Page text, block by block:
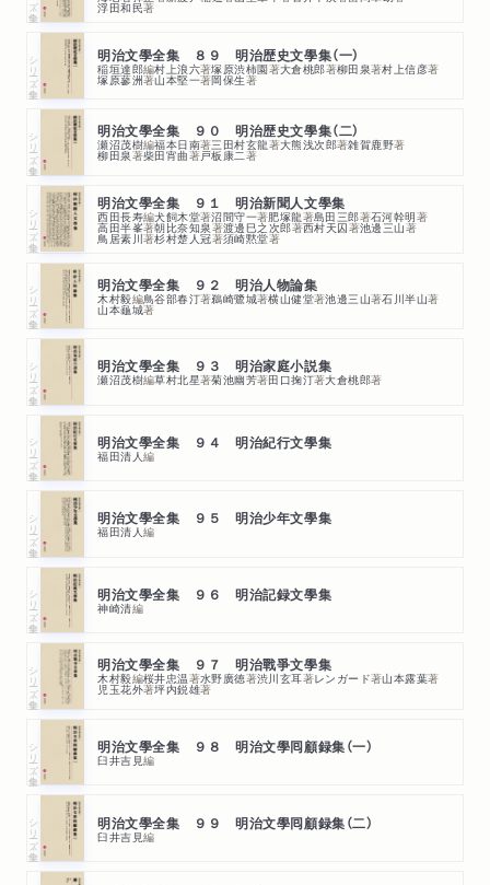
浮田和民著
シリーズ・全集 明治文學全集 ８９ 明治歴史文學集（一）
稲垣達郎編村上浪六著塚原渋柿園著大倉桃郎著柳田泉著村上信彦著
塚原蓼洲著山本堅一著岡保生著
シリーズ・全集 明治文學全集 ９０ 明治歴史文學集（二）
瀬沼茂樹編福本日南著三田村玄龍著大熊浅次郎著雑賀鹿野著
柳田泉著柴田宵曲著戸板康二著
シリーズ・全集
明治文學全集 ９１ 明治新聞人文學集
西田長寿編犬飼木堂著沼間守一著肥塚龍著島田三郎著石河幹明著
高田半峯著朝比奈知泉著渡邊巳之次郎著西村天囚著池邊三山著
鳥居素川著杉村楚人冠著須崎黙堂著
シリーズ・全集 明治文學全集 ９２ 明治人物論集
木村毅編鳥谷部春汀著鵜崎鷺城著横山健堂著池邊三山著石川半山著
山本龜城著
シリーズ・全集 明治文學全集 ９３ 明治家庭小説集
瀬沼茂樹編草村北星著菊池幽芳著田口掬汀著大倉桃郎著
シリーズ・全集 明治文學全集 ９４ 明治紀行文學集
福田清人 編
シリーズ・全集 明治文學全集 ９５ 明治少年文學集
福田清人編
シリーズ・全集 明治文學全集 ９６ 明治記録文學集
神崎清編
シリーズ・全集 明治文學全集 ９７ 明治戰爭文學集
木村毅編桜井忠温著水野廣徳著渋川玄耳著レンガード著山本露葉著
児玉花外著坪内鋭雄著
シリーズ・全集 明治文學全集 ９８ 明治文學囘顧録集（一）
臼井吉見編
シリーズ・全集 明治文學全集 ９９ 明治文學囘顧録集（二）
臼井吉見編